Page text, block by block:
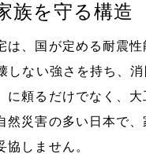
族を守る構造
は、国が定める耐震
しない強さを持ち、
に頼るだけでなく、
然災害の多い日本で
協しません。